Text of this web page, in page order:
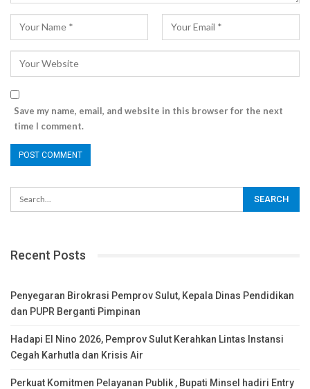
Save my name, email, and website in this browser for the next
time I comment.
Recent Posts
Penyegaran Birokrasi Pemprov Sulut, Kepala Dinas Pendidikan
dan PUPR Berganti Pimpinan
Hadapi El Nino 2026, Pemprov Sulut Kerahkan Lintas Instansi
Cegah Karhutla dan Krisis Air
Perkuat Komitmen Pelayanan Publik , Bupati Minsel hadiri Entry